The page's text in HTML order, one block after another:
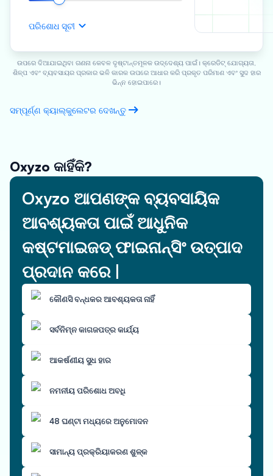
ପରିଶୋଧ ସୂଚୀ
ଉପରେ ଦିଆଯାଇଥିବା ଗଣନା କେବଳ ଦୃଷ୍ଟାନ୍ତମୂଳକ ଉଦ୍ଦେଶ୍ୟ ପାଇଁ। କ୍ରେଡିଟ୍ ଯୋଗ୍ୟତା,
ଶିଳ୍ପ ଏବଂ ବ୍ୟବସାୟର ପ୍ରକାର ଭଳି କାରକ ଉପରେ ଆଧାର କରି ପ୍ରକୃତ ପରିମାଣ ଏବଂ ସୁଦ ହାର
ଭିନ୍ନ ହୋଇପାରେ।
ସମ୍ପୂର୍ଣ୍ଣ କ୍ୟାଲ୍କୁଲେଟର ଦେଖନ୍ତୁ
Oxyzo କାହିଁକି?
Oxyzo ଆପଣଙ୍କ ବ୍ୟବସାୟିକ
ଆବଶ୍ୟକତା ପାଇଁ ଆଧୁନିକ
କଷ୍ଟମାଇଜଡ୍ ଫାଇନାନ୍ସିଂ ଉତ୍ପାଦ
ପ୍ରଦାନ କରେ |
କୌଣସି ବନ୍ଧକର ଆବଶ୍ୟକତା ନାହିଁ
ସର୍ବନିମ୍ନ କାଗଜପତ୍ର କାର୍ଯ୍ୟ
ଆକର୍ଷଣୀୟ ସୁଧ ହାର
ନମନୀୟ ପରିଶୋଧ ଅବଧି
48 ଘଣ୍ଟା ମଧ୍ୟରେ ଅନୁମୋଦନ
ସାମାନ୍ୟ ପ୍ରକ୍ରିୟାକରଣ ଶୁଳ୍କ